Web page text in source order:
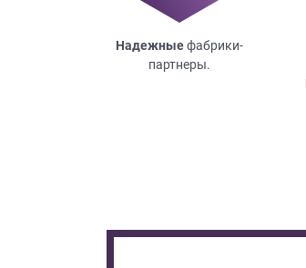
Надежныефабрики-
партнеры.